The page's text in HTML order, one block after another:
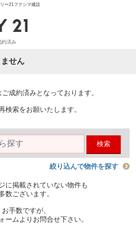
ー21フクシマ建設
約済み
せん
成約済みとなっております。
検索をお願いたします。
検索
絞り込んで物件を探す
に掲載されていない物件も
数ございます。
お手数ですが、
ームよりお問合せ下さい。